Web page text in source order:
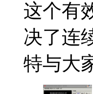
这个有
决了连
特与大